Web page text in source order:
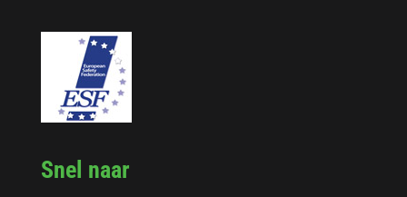
Snel naar